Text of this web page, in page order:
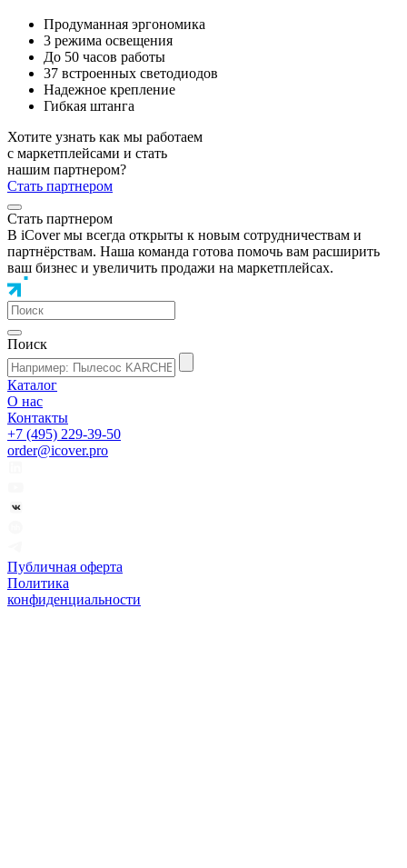
Продуманная эргономика
3 режима освещения
До 50 часов работы
37 встроенных светодиодов
Надежное крепление
Гибкая штанга
Хотите узнать как мы работаем
с маркетплейсами и стать
нашим партнером?
Стать партнером
Стать партнером
В iCover мы всегда открыты к новым сотрудничествам и
партнёрствам. Наша команда готова помочь вам расширить
ваш бизнес и увеличить продажи на маркетплейсах.
Поиск
Каталог
О нас
Контакты
+7 (495) 229-39-50
order@icover.pro
Публичная оферта
Политика
конфиденциальности